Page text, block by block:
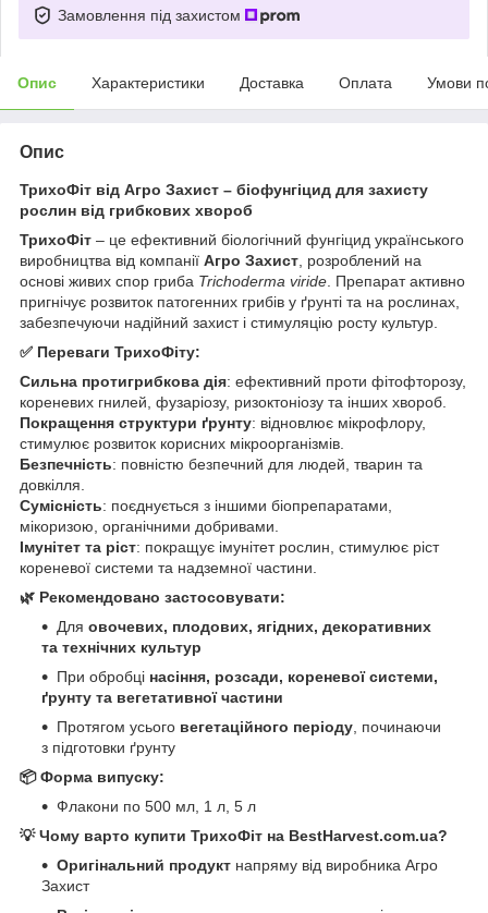
Замовлення під захистом
Опис Характеристики Доставка Оплата Умови
Опис
ТрихоФіт від Агро Захист – біофунгіцид для захисту
рослин від грибкових хвороб
ТрихоФіт – це ефективний біологічний фунгіцид українського
виробництва від компанії Агро Захист , розроблений на
основі живих спор гриба Trichoderma viride . Препарат активно
пригнічує розвиток патогенних грибів у ґрунті та на рослинах,
забезпечуючи надійний захист і стимуляцію росту культур.
✅ Переваги ТрихоФіту:
Сильна протигрибкова дія: ефективний проти фітофторозу,
кореневих гнилей, фузаріозу, ризоктоніозу та інших хвороб.
Покращення структури ґрунту: відновлює мікрофлору,
стимулює розвиток корисних мікроорганізмів.
Безпечність: повністю безпечний для людей, тварин та
довкілля.
Сумісність: поєднується з іншими біопрепаратами,
мікоризою, органічними добривами.
Імунітет та ріст: покращує імунітет рослин, стимулює ріст
кореневої системи та надземної частини.
🌿 Рекомендовано застосовувати:
Для овочевих, плодових, ягідних, декоративних
та технічних культур
При обробці насіння, розсади, кореневої системи,
ґрунту та вегетативної частини
Протягом усього вегетаційного періоду , починаючи
з підготовки ґрунту
📦 Форма випуску:
Флакони по 500 мл, 1 л, 5 л
💡 Чому варто купити ТрихоФіт на BestHarvest.com.ua?
Оригінальний продукт напряму від виробника Агро
Захист